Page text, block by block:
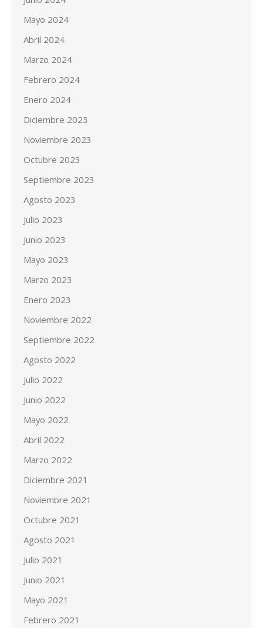
Mayo 2024
Abril 2024
Marzo 2024
Febrero 2024
Enero 2024
Diciembre 2023
Noviembre 2023
Octubre 2023
Septiembre 2023
Agosto 2023
Julio 2023
Junio 2023
Mayo 2023
Marzo 2023
Enero 2023
Noviembre 2022
Septiembre 2022
Agosto 2022
Julio 2022
Junio 2022
Mayo 2022
Abril 2022
Marzo 2022
Diciembre 2021
Noviembre 2021
Octubre 2021
Agosto 2021
Julio 2021
Junio 2021
Mayo 2021
Febrero 2021